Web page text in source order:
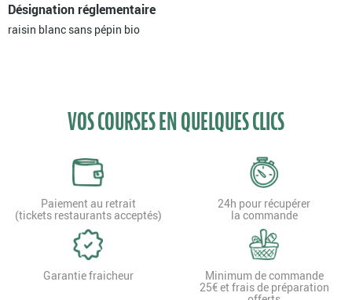
Désignation réglementaire
raisin blanc sans pépin bio
VOS COURSES EN QUELQUES CLICS
Paiement au retrait
(tickets restaurants acceptés)
24h pour récupérer
la commande
Garantie fraicheur Minimum de commande
25€ et frais de préparation